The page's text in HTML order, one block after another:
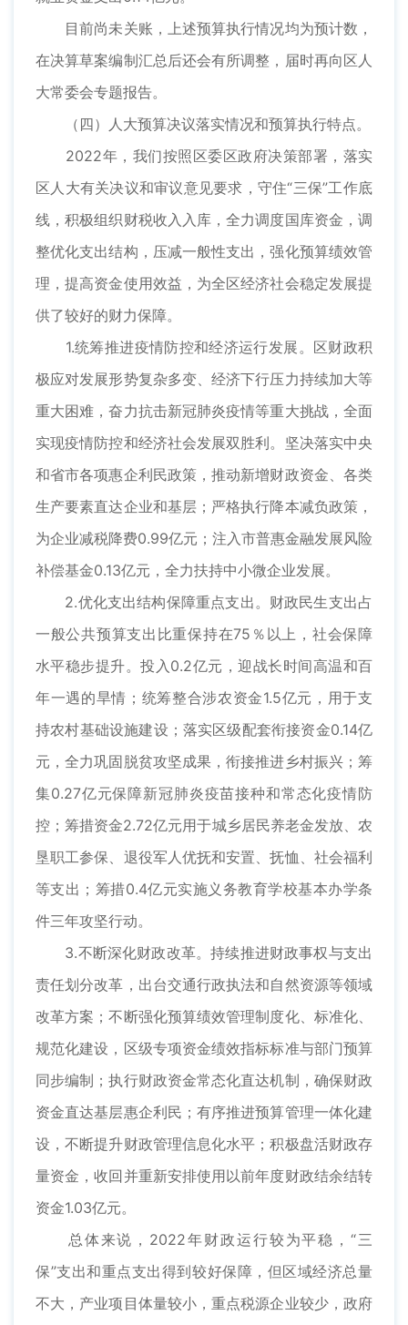
目前尚未关账，上述预算执行情况均为预计数，
在决算草案编制汇总后还会有所调整，届时再向区人
大常委会专题报告。
（四）人大预算决议落实情况和预算执行特点。
2022年，我们按照区委区政府决策部署，落实
区人大有关决议和审议意见要求，守住“三保”工作底
线，积极组织财税收入入库，全力调度国库资金，调
整优化支出结构，压减一般性支出，强化预算绩效管
理，提高资金使用效益，为全区经济社会稳定发展提
供了较好的财力保障。
1.统筹推进疫情防控和经济运行发展。区财政积
极应对发展形势复杂多变、经济下行压力持续加大等
重大困难，奋力抗击新冠肺炎疫情等重大挑战，全面
实现疫情防控和经济社会发展双胜利。坚决落实中央
和省市各项惠企利民政策，推动新增财政资金、各类
生产要素直达企业和基层；严格执行降本减负政策，
为企业减税降费0.99亿元；注入市普惠金融发展风险
补偿基金0.13亿元，全力扶持中小微企业发展。
2.优化支出结构保障重点支出。财政民生支出占
一般公共预算支出比重保持在75％以上，社会保障
水平稳步提升。投入0.2亿元，迎战长时间高温和百
年一遇的旱情；统筹整合涉农资金1.5亿元，用于支
持农村基础设施建设；落实区级配套衔接资金0.14亿
元，全力巩固脱贫攻坚成果，衔接推进乡村振兴；筹
集0.27亿元保障新冠肺炎疫苗接种和常态化疫情防
控；筹措资金2.72亿元用于城乡居民养老金发放、农
垦职工参保、退役军人优抚和安置、抚恤、社会福利
等支出；筹措0.4亿元实施义务教育学校基本办学条
件三年攻坚行动。
3.不断深化财政改革。持续推进财政事权与支出
责任划分改革，出台交通行政执法和自然资源等领域
改革方案；不断强化预算绩效管理制度化、标准化、
规范化建设，区级专项资金绩效指标标准与部门预算
同步编制；执行财政资金常态化直达机制，确保财政
资金直达基层惠企利民；有序推进预算管理一体化建
设，不断提升财政管理信息化水平；积极盘活财政存
量资金，收回并重新安排使用以前年度财政结余结转
资金1.03亿元。
总体来说，2022年财政运行较为平稳，“三
保”支出和重点支出得到较好保障，但区域经济总量
不大，产业项目体量较小，重点税源企业较少，政府